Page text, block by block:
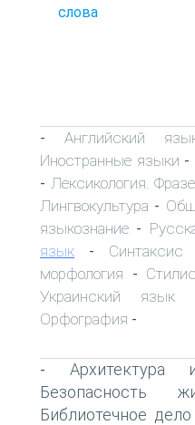
слова
- Английский
Иностранные языки -
- Лексикология.
Лингвокультура -
языкознание -
язык - Синтаксис
морфология -
Украинский язык
Орфография -
- Архитектура
Безопасность
Библиотечное дело